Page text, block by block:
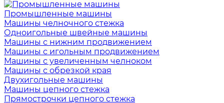
Промышленные машины
Машины челночного стежка
Одноигольные швейные машины
Машины с нижним продвижением
Машины с игольным продвижением
Машины с увеличенным челноком
Машины с обрезкой края
Двухигольные машины
Машины цепного стежка
Прямострочки цепного стежка